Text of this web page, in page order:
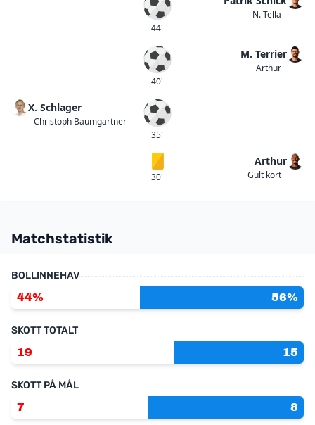
Mål
44'
N. Tella
Mål
40'
M. Terrier
Arthur
X. Schlager
Christoph Baumgartner Mål
35'
Gult kort
30'
Arthur
Gult kort
Matchstatistik
BOLLINNEHAV
44%
56%
SKOTT TOTALT
19
15
SKOTT PÅ MÅL
7
8